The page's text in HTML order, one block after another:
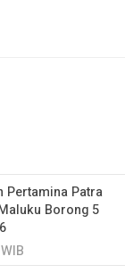
Pertamina Patra
Borong 5